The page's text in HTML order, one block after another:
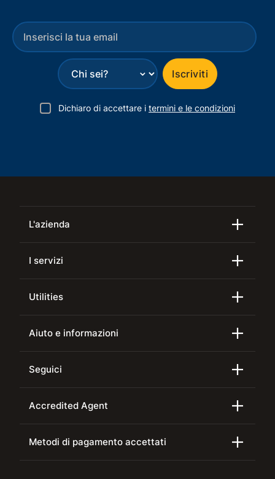
⌄ Iscriviti
Dichiaro di accettare i termini e le condizioni
L'azienda
I servizi
Utilities
Aiuto e informazioni
Seguici
Accredited Agent
Metodi di pagamento accettati